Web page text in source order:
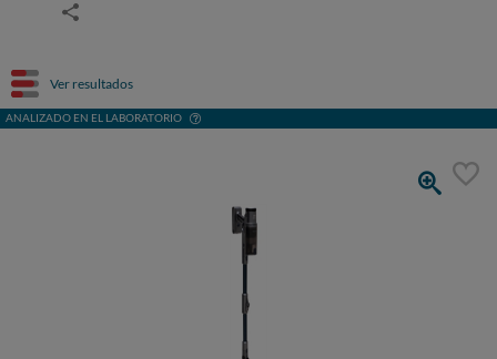
Ver resultados
ANALIZADO EN EL LABORATORIO